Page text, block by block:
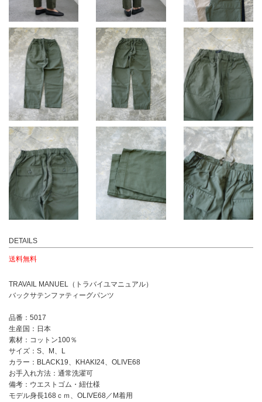
DETAILS
送料無料
TRAVAIL MANUEL（トラバイユマニュアル）
バックサテンファティーグパンツ
品番：5017
生産国：日本
素材：コットン100％
サイズ：S、M、L
カラー：BLACK19、KHAKI24、OLIVE68
お手入れ方法：通常洗濯可
備考：ウエストゴム・紐仕様
モデル身長168ｃｍ、OLIVE68／M着用